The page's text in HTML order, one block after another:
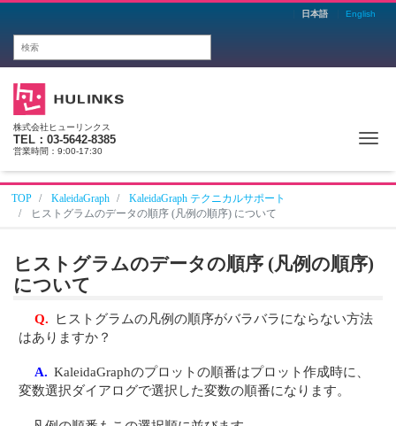
日本語 English
株式会社ヒューリンクス
TEL：03-5642-8385
営業時間：9:00-17:30
TOP KaleidaGraph
KaleidaGraph テクニカルサポート
ヒストグラムのデータの順序 (凡例の順序) について
ヒストグラムのデータの順序 (凡例の順序)
について
Q.
ヒストグラムの凡例の順序がバラバラにならない方法
はありますか？
A. KaleidaGraphのプロットの順番はプロット作成時に、
変数選択ダイアログで選択した変数の順番になります。